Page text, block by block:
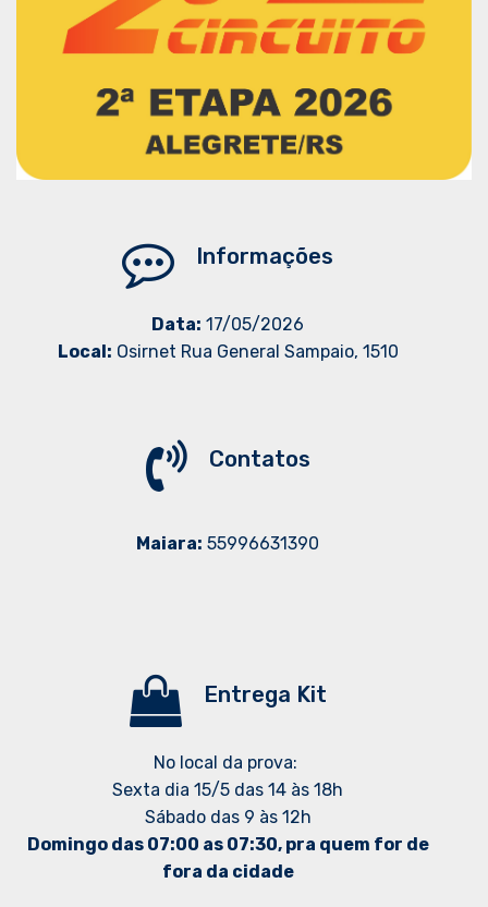
Informações
Data: 17/05/2026
Local: Osirnet Rua General Sampaio, 1510
Contatos
Maiara: 55996631390
Entrega Kit
No local da prova:
Sexta dia 15/5 das 14 às 18h
Sábado das 9 às 12h
Domingo das 07:00 as 07:30, pra quem for de
fora da cidade